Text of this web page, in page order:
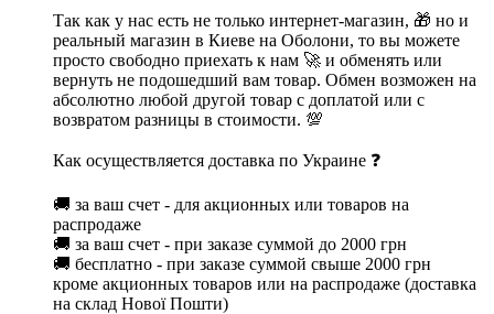
Так как у нас есть не только интернет-магазин, 🎁 но и
реальный магазин в Киеве на Оболони, то вы можете
просто свободно приехать к нам 🚀 и обменять или
вернуть не подошедший вам товар. Обмен возможен на
абсолютно любой другой товар с доплатой или с
возвратом разницы в стоимости. 💯
Как осуществляется доставка по Украине ❓
🚚 за ваш счет - для акционных или товаров на
распродаже
🚚 за ваш счет - при заказе суммой до 2000 грн
🚚 бесплатно - при заказе суммой свыше 2000 грн
кроме акционных товаров или на распродаже (доставка
на склад Нової Пошти)